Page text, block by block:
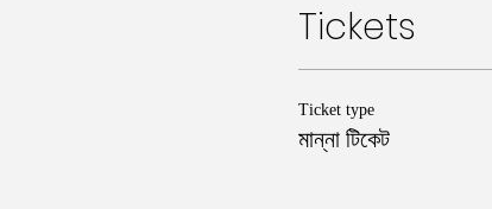
Tickets
Ticket type
মান্না টিকেট